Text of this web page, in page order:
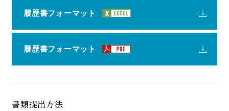
履歴書フォーマット
履歴書フォーマット
書類提出方法